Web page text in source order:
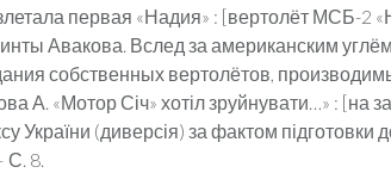
первая «Надия» : [вертолёт МСБ-2
Авакова. Вслед за американским
собственных вертолётов,
А. «Мотор Січ» хотіл зруйнувати…» : [на
України (диверсія) за фактом
С. 8.